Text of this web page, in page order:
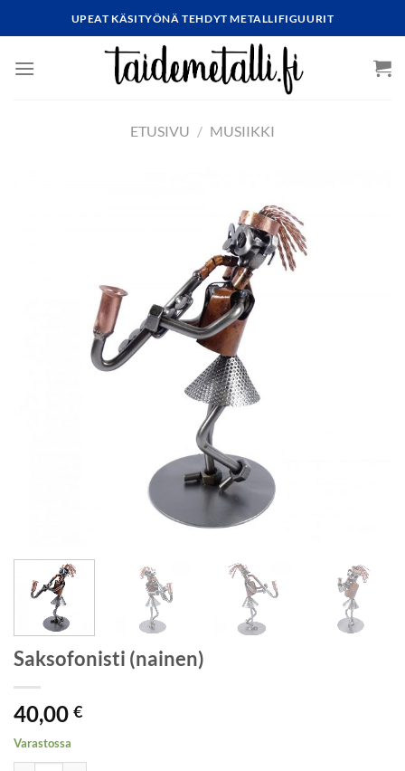
to
UPEAT KÄSITYÖNÄ TEHDYT METALLIFIGUURIT
ETUSIVU / MUSIIKKI
Saksofonisti (nainen)
40,00 €
Varastossa